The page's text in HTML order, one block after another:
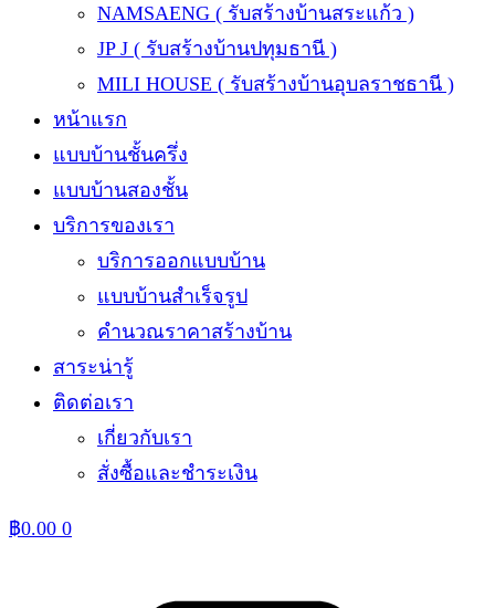
NAMSAENG ( รับสร้างบ้านสระแก้ว )
JP J ( รับสร้างบ้านปทุมธานี )
MILI HOUSE ( รับสร้างบ้านอุบลราชธานี )
หน้าแรก
แบบบ้านชั้นครึ่ง
แบบบ้านสองชั้น
บริการของเรา
บริการออกแบบบ้าน
แบบบ้านสำเร็จรูป
คำนวณราคาสร้างบ้าน
สาระน่ารู้
ติดต่อเรา
เกี่ยวกับเรา
สั่งซื้อและชำระเงิน
฿0.00 0